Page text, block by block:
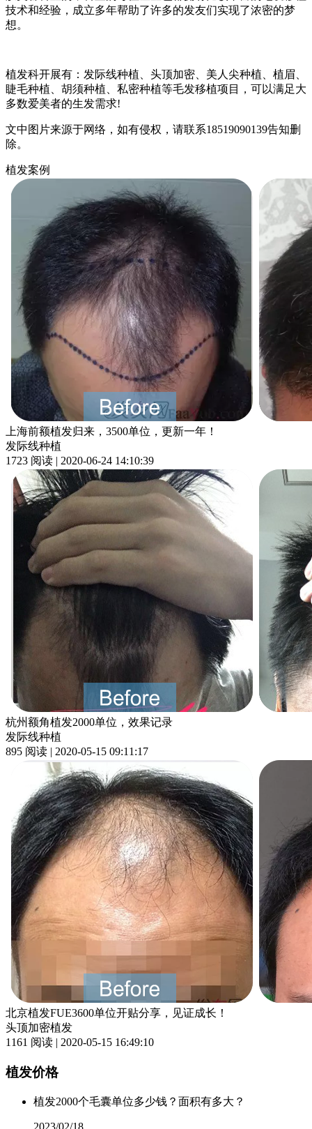
技术和经验，成立多年帮助了许多的发友们实现了浓密的梦
想。
植发科开展有：发际线种植、头顶加密、美人尖种植、植眉、
睫毛种植、胡须种植、私密种植等毛发移植项目，可以满足大
多数爱美者的生发需求!
文中图片来源于网络，如有侵权，请联系18519090139告知删
除。
植发案例
上海前额植发归来，3500单位，更新一年！
发际线种植
1723 阅读 | 2020-06-24 14:10:39
杭州额角植发2000单位，效果记录
发际线种植
895 阅读 | 2020-05-15 09:11:17
北京植发FUE3600单位开贴分享，见证成长！
头顶加密植发
1161 阅读 | 2020-05-15 16:49:10
植发价格
植发2000个毛囊单位多少钱？面积有多大？
2023/02/18